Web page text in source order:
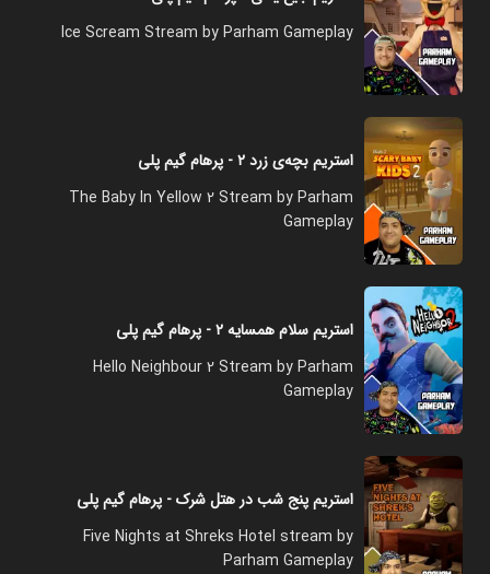
Ice Scream Stream by Parham Gameplay
استریم بچه‌ی زرد ۲ - پرهام گیم پلی
The Baby In Yellow 2 Stream by Parham
Gameplay
استریم سلام همسایه ۲ - پرهام گیم پلی
Hello Neighbour 2 Stream by Parham
Gameplay
استریم پنج شب در هتل شرک - پرهام گیم پلی
Five Nights at Shreks Hotel stream by
Parham Gameplay